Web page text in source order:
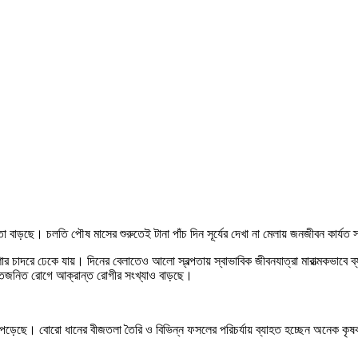
বাড়ছে। চলতি পৌষ মাসের শুরুতেই টানা পাঁচ দিন সূর্যের দেখা না মেলায় জনজীবন
ঢেকে যায়। দিনের বেলাতেও আলো স্বল্পতায় স্বাভাবিক জীবনযাত্রা মারাত্মকভাবে
রোগে আক্রান্ত রোগীর সংখ্যাও বাড়ছে।
বোরো ধানের বীজতলা তৈরি ও বিভিন্ন ফসলের পরিচর্যায় ব্যাহত হচ্ছেন